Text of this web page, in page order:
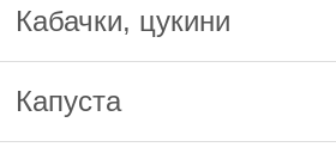
Кабачки, цукини
Капуста